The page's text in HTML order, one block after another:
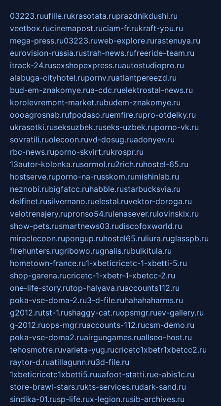
03223.ruufille.rukrasotata.ruprazdnikdushi.ru
veetbox.rucinemapost.ruciam-fr.rukraft-you.ru
mega-press.ru03223.ruweb-explore.rurastenuya.ru
eurovision-russia.rustrah-news.rufreeride-team.ru
itrack-24.rusexshopexpress.ruautostudiopro.ru
alabuga-cityhotel.rupornv.ruatlantpereezd.ru
bud-em-znakomye.rua-cdc.ruelektrostal-news.ru
korolevremont-market.rubudem-znakomye.ru
oooagrosnab.rufpodaso.ruemfire.rupro-otdelky.ru
ukrasotki.ruseksuzbek.ruseks-uzbek.ruporno-vk.ru
sovratili.ruolecoon.ruvd-dosug.ruadonyev.ru
rbc-news.ruporno-skvirt.rukrospr.ru
13autor-kolonka.rusormol.ru2rich.ruhostel-65.ru
hostserve.ruporno-na-russkom.rumishinlab.ru
neznobi.rubigfatcc.ruhabble.rustarbucksvia.ru
delfinet.rusilvernano.ruelestal.ruvektor-doroga.ru
velotrenajery.rupronso54.rulenasever.rulovinskix.ru
show-pets.rusmartnews03.rudiscofoxworld.ru
miraclecoon.rupongup.ruhostel65.ruliura.ruglasspb.ru
firehunters.rugribowo.rugnalis.rubulkitula.ru
hometown-france.ru1-xbeticricetc-1-xbetti-5.ru
shop-garena.rucricetc-1-xbetr-1-xbetcc-2.ru
one-life-story.rutop-halyava.ruaccounts112.ru
poka-vse-doma-2.ru3-d-file.ruhahahaharms.ru
g2012.rutst-1.rushaggy-cat.ruopsmgr.ruev-gallery.ru
g-2012.ruops-mgr.ruaccounts-112.rucsm-demo.ru
poka-vse-doma2.ruairgungames.ruallseo-host.ru
tehosmotre.ruvarieta-yug.rucricetc1xbetr1xbetcc2.ru
raytor-d.ruatillagunn.ru3d-file.ru
1xbeticricetc1xbetti5.ruuafoot-statti.rue-abis1c.ru
store-brawl-stars.rukts-services.rudark-sand.ru
sindika-01.rusp-life.rux-legion.rusib-archives.ru